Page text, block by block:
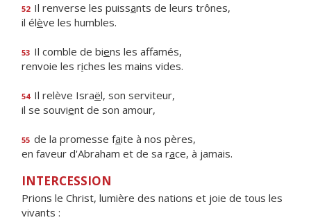
52 Il renverse les puissants de leurs trônes,
il élève les humbles.
53 Il comble de biens les affamés,
renvoie les riches les mains vides.
54 Il relève Israël, son serviteur,
il se souvient de son amour,
55 de la promesse faite à nos pères,
en faveur d'Abraham et de sa race, à jamais.
INTERCESSION
Prions le Christ, lumière des nations et joie de tous les
vivants :